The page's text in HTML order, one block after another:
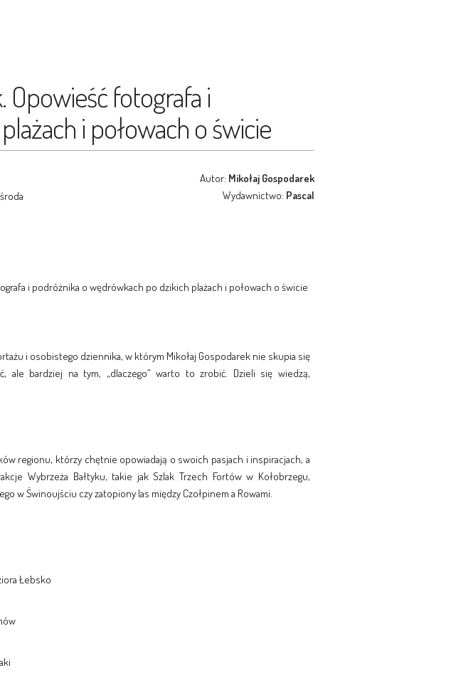
Opowieść fotografa i
i połowach o świcie
Autor: Mikołaj Gospodarek
Wydawnictwo: Pascal
i podróżnika o wędrówkach po dzikich plażach i połowach o świcie
i osobistego dziennika, w którym Mikołaj Gospodarek nie skupia się
ale bardziej na tym, „dlaczego” warto to zrobić. Dzieli się wiedzą,
regionu, którzy chętnie opowiadają o swoich pasjach i inspiracjach, a
Wybrzeża Bałtyku, takie jak Szlak Trzech Fortów w Kołobrzegu,
w Świnoujściu czy zatopiony las między Czołpinem a Rowami.
Łebsko